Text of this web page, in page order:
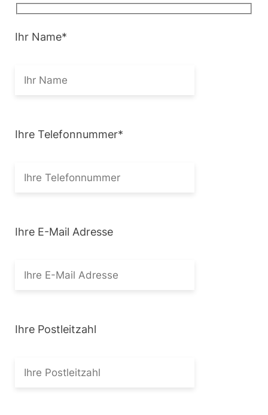
Ihr Name*
Ihre Telefonnummer*
Ihre E-Mail Adresse
Ihre Postleitzahl